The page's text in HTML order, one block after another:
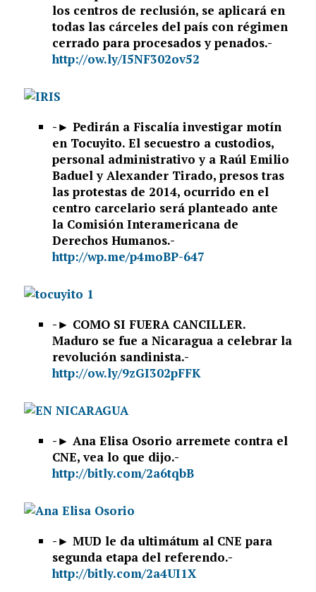
los centros de reclusión, se aplicará en
todas las cárceles del país con régimen
cerrado para procesados y penados.-
http://ow.ly/I5NF302ov52
-► Pedirán a Fiscalía investigar motín
en Tocuyito. El secuestro a custodios,
personal administrativo y a Raúl Emilio
Baduel y Alexander Tirado, presos tras
las protestas de 2014, ocurrido en el
centro carcelario será planteado ante
la Comisión Interamericana de
Derechos Humanos.-
http://wp.me/p4moBP-647
-► COMO SI FUERA CANCILLER.
Maduro se fue a Nicaragua a celebrar la
revolución sandinista.-
http://ow.ly/9zGI302pFFK
-► Ana Elisa Osorio arremete contra el
CNE, vea lo que dijo.-
http://bitly.com/2a6tqbB
-► MUD le da ultimátum al CNE para
segunda etapa del referendo.-
http://bitly.com/2a4UI1X